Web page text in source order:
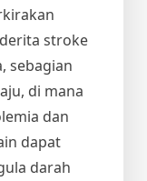
stroke
sebagian
di mana
dan
dapat
darah